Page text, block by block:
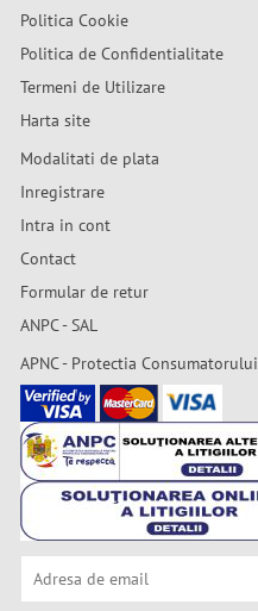
Politica Cookie
Politica de Confidentialitate
Termeni de Utilizare
Harta site
Modalitati de plata
Inregistrare
Intra in cont
Contact
Formular de retur
ANPC - SAL
APNC - Protectia Consumatorului